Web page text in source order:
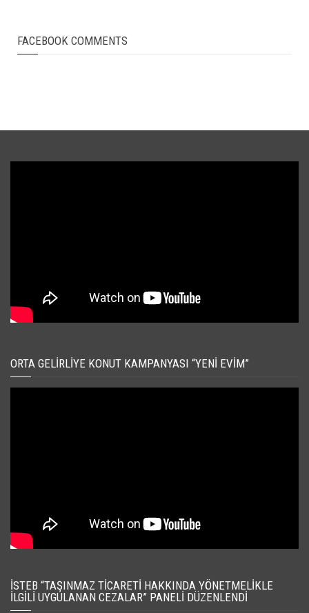
FACEBOOK COMMENTS
ORTA GELIRLIYE KONUT KAMPANYASI “YENI EVIM”
İSTEB “TAŞINMAZ TICARETI HAKKINDA YÖNETMELIKLE
İLGILI UYGULANAN CEZALAR” PANELI DÜZENLENDI